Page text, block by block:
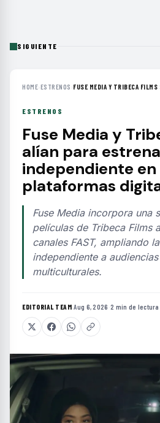
SIGUIENTE
HOME›ESTRENOS ›FUSE MEDIA Y TRIBECA
ESTRENOS
Fuse Media y
alían para
independiente en
plataformas
Fuse Media incorpora una
películas de Tribeca Films
canales FAST, ampliando
independiente a
multiculturales.
EDITORIAL TEAM·Aug 6, 2026 ·2 min de lectura